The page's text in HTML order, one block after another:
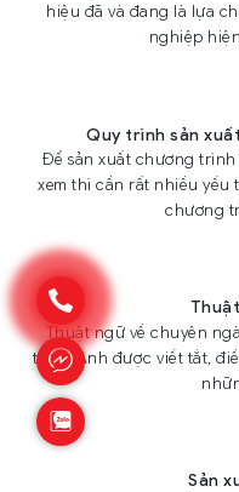
hiệu đã và đang là lựa
nghiệp
Quy trình sản
Để sản xuất chương
xem thì cần rất nhiều yếu
chương
Thuật ngữ về chuyên
tiếng Anh được viết tắt,
Sản